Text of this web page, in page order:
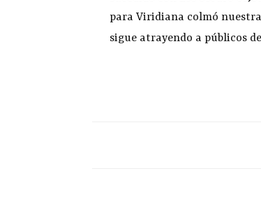
para Viridiana colmó
sigue atrayendo a públicos